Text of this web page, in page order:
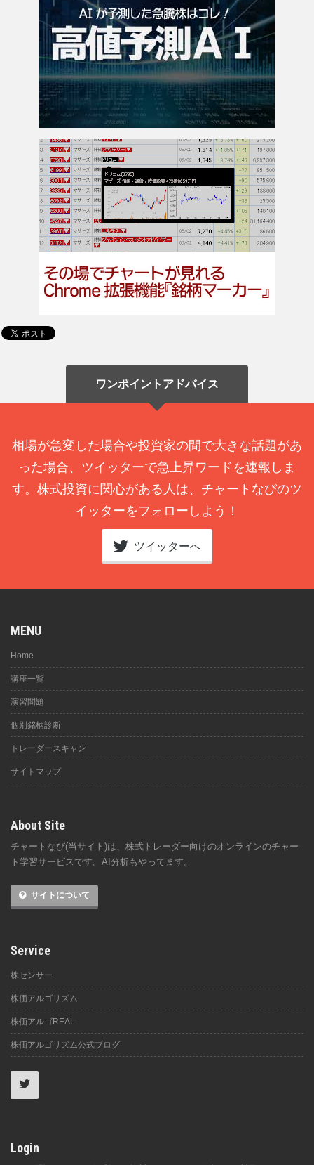
ワンポイントアドバイス
相場が急変した場合や投資家の間で大きな話題があ
った場合、ツイッターで急上昇ワードを速報しま
す。株式投資に関心がある人は、チャートなびのツ
イッターをフォローしよう！
ツイッターへ
MENU
Home
講座一覧
演習問題
個別銘柄診断
トレーダースキャン
サイトマップ
About Site
チャートなび(当サイト)は、株式トレーダー向けのオンラインのチャー
ト学習サービスです。AI分析もやってます。
サイトについて
Service
株センサー
株価アルゴリズム
株価アルゴREAL
株価アルゴリズム公式ブログ
Login